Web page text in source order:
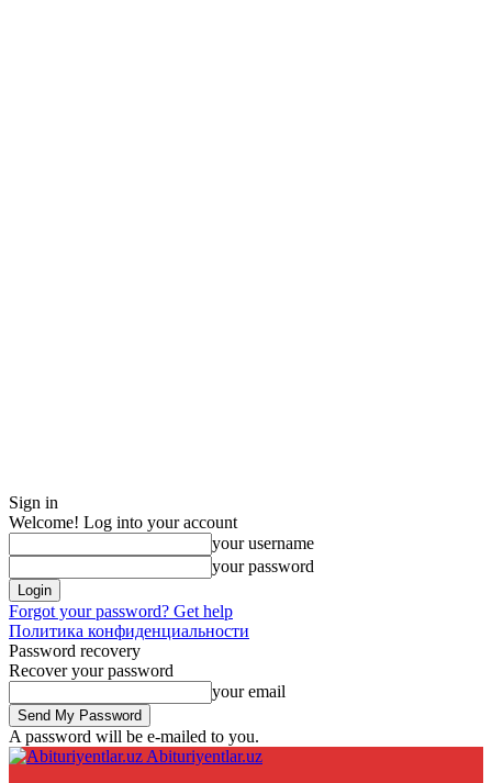
Sign in
Welcome! Log into your account
your username
your password
Forgot your password? Get help
Политика конфиденциальности
Password recovery
Recover your password
your email
A password will be e-mailed to you.
Abituriyentlar.uz